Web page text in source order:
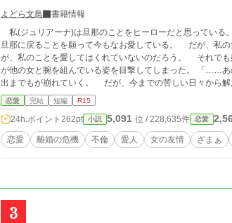
よどら文鳥
書籍情報
私(ジュリアーナ)は旦那のことをヒーローだと思っている
旦那に戻ることを願って今もなお愛している。 だが、私の気持ちなどお構いなく、旦那からの容赦ない暴言は絶えない。当然だ
が、私のことを愛してはくれていないのだろう。 それでも好きでいられる思い出があったから耐えてきた。 だが、偶然にも旦那
が他の女と腕を組んでいる姿を目撃してしまった。 「……あの女、誰……！？」 この事件がきっかけで、私の大事にしていた思い
出までもが崩れていく。 だが、今までの苦しい日々から解放される試練でもあった。 ※前
ころまで一気に更新しました。
恋愛 完結 短編 R15
24h.ポイント 262pt 小説 5,091 位 / 228,635件 恋愛
恋愛 離婚の危機 不倫 愛人 女の友情 ざまぁ
3